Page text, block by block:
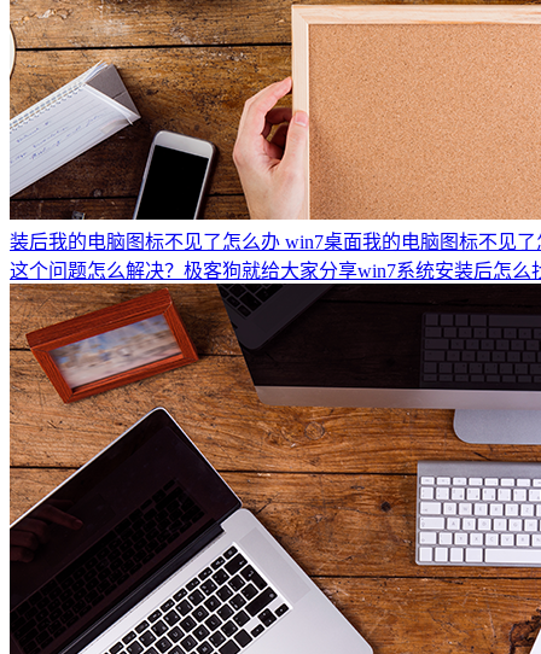
装后我的电脑图标不见了怎么办 win7桌面我的电脑图标不见
这个问题怎么解决？极客狗就给大家分享win7系统安装后怎么